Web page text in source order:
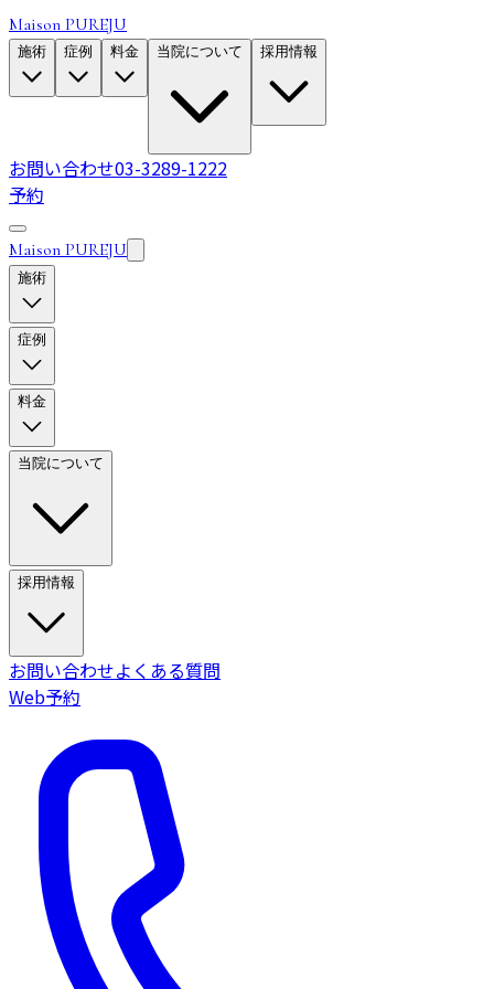
Maison PUREJU
施術 症例 料金 当院について 採用情報
お問い合わせ03-3289-1222
予約
Maison PUREJU
施術
症例
料金
当院について
採用情報
お問い合わせよくある質問
Web予約